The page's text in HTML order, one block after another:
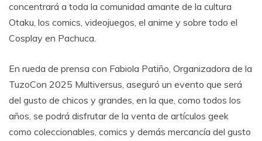
concentrará a toda la comunidad amante de la cultura
Otaku, los comics, videojuegos, el anime y sobre todo el
Cosplay en Pachuca.
En rueda de prensa con Fabiola Patiño, Organizadora de la
TuzoCon 2025 Multiversus, aseguró un evento que será
del gusto de chicos y grandes, en la que, como todos los
años, se podrá disfrutar de la venta de artículos geek
como coleccionables, comics y demás mercancía del gusto